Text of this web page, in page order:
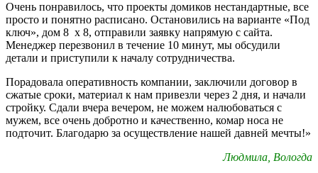
Очень понравилось, что проекты домиков нестандартные, все
просто и понятно расписано. Остановились на варианте «Под
ключ», дом 8 х 8, отправили заявку напрямую с сайта.
Менеджер перезвонил в течение 10 минут, мы обсудили
детали и приступили к началу сотрудничества.
Порадовала оперативность компании, заключили договор в
сжатые сроки, материал к нам привезли через 2 дня, и начали
стройку. Сдали вчера вечером, не можем налюбоваться с
мужем, все очень добротно и качественно, комар носа не
подточит. Благодарю за осуществление нашей давней мечты!»
Людмила, Вологда